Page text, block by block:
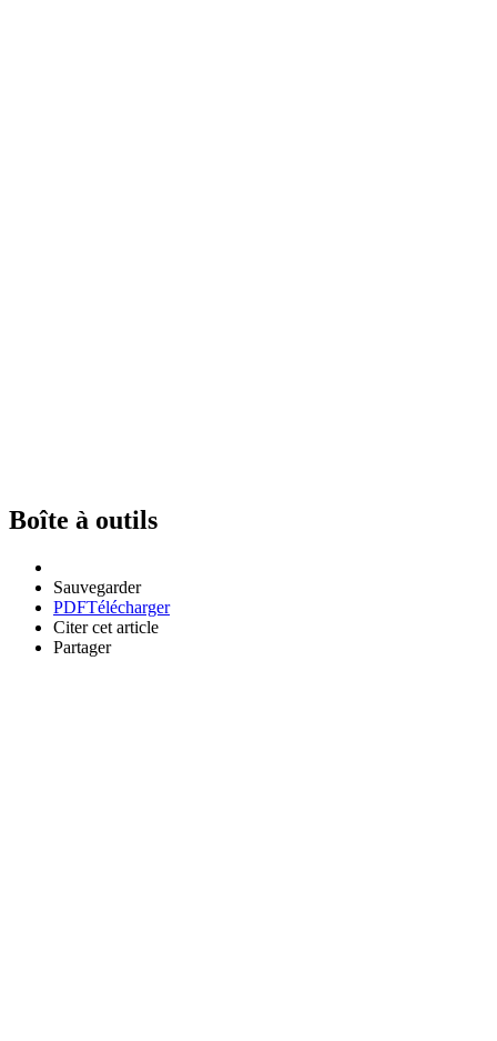
Boîte à outils
Sauvegarder
PDFTélécharger
Citer cet article
Partager